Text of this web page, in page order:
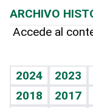
Hablando con el
Vida y familia
Eñe
TBT Deportivo
Más firmas
Hecho en casa
Guía del dinero
Cumpleaños
Horóscopos
Crucigramas
ARCHIVO
Accede al
2024 2023
2018
2017